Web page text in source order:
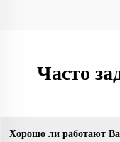
Часто
Хорошо ли работают